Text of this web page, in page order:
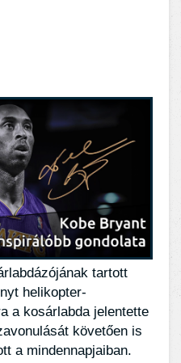
tartott
helikopter-
a kosárlabda jelentette
követően is
a mindennapjaiban.